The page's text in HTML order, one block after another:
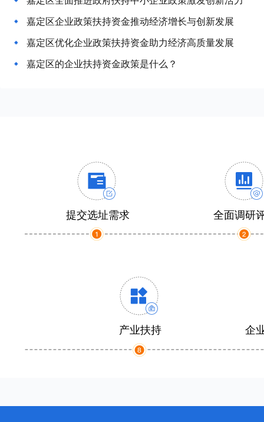
嘉定区企业政策扶持资金推动经济增长与创新发展
嘉定区优化企业政策扶持资金助力经济高质量发展
嘉定区的企业扶持资金政策是什么？
提交选址需求 全面调研
产业扶持 企